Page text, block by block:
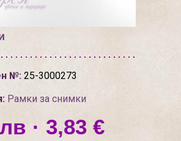
№: 25-3000273
Рамки за снимки
· 3,83 €